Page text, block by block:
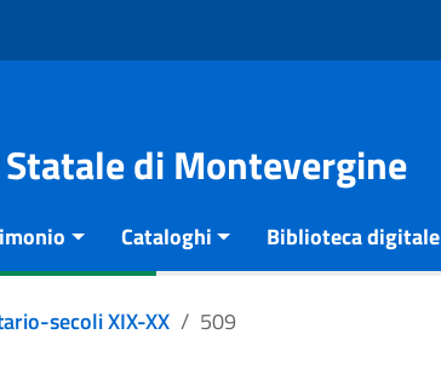
di Montevergine
Cataloghi Biblioteca digitale
secoli XIX-XX 509